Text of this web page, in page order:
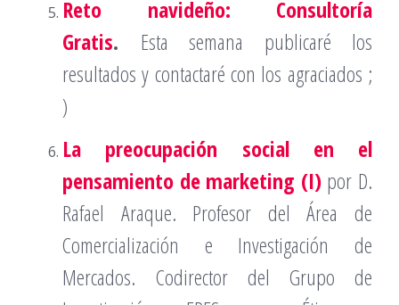
Reto navideño: Consultoría
Gratis. Esta semana publicaré los
resultados y contactaré con los agraciados ;
)
La preocupación social en el
pensamiento de marketing (I) por D.
Rafael Araque. Profesor del Área de
Comercialización e Investigación de
Mercados. Codirector del Grupo de